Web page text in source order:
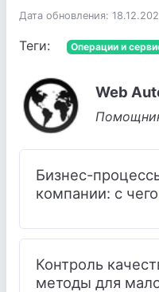
Дата обновления:
Теги: Операции и
Web
Бизнес-
компании: с
Контроль
методы для